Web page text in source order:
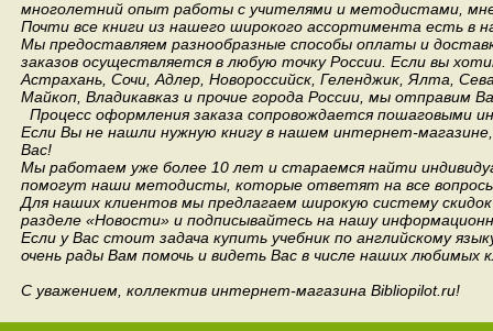
многолетний опыт работы с учителями и методистами,
Почти все книги из нашего широкого ассортимента есть в
Мы предоставляем разнообразные способы оплаты и
заказов осуществляется в любую точку России. Если вы
Астрахань, Сочи, Адлер, Новороссийск, Геленджик, Ялта,
Майкоп, Владикавказ и прочие города России, мы отправим
Процесс оформления заказа сопровождается пошаговыми
Если Вы не нашли нужную книгу в нашем интернет-
Вас!
Мы работаем уже более 10 лет и стараемся найти
помогут наши методисты, которые ответят на все
Для наших клиентов мы предлагаем широкую систему
разделе «Новости» и подписывайтесь на нашу
Если у Вас стоит задача купить учебник по английскому
очень рады Вам помочь и видеть Вас в числе наших любимых
С уважением, коллектив интернет-магазина Bibliopilot.ru!